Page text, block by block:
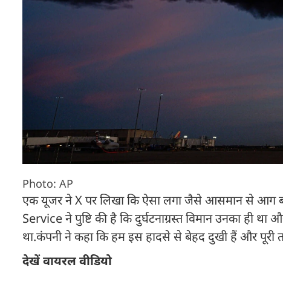
Photo: AP
एक यूजर ने X पर लिखा कि ऐसा लगा जैसे आसमान से आग
Service ने पुष्टि की है कि दुर्घटनाग्रस्त विमान उनका ही
था.कंपनी ने कहा कि हम इस हादसे से बेहद दुखी हैं और पूरी
देखें वायरल वीडियो